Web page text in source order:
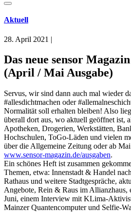
Aktuell
28. April 2021 |
Das neue sensor
(April / Mai Ausgabe)
Servus, wir sind dann auch mal wieder
#allesdichtmachen oder
Normalität soll erhalten bleiben! Also
überall dort aus, wo aktuell geöffnet ist,
Apotheken, Drogerien, Werkstätten,
Hochschulen, ToGo-Läden und vielen
über die Allgemeine Zeitung oder ab
www.sensor-magazin.de/ausgaben.
Ein schönes Heft ist zusammen
Themen, etwa: Innenstadt & Handel
Rathaus und weitere Stadtgespräche,
Angebote, Rein & Raus im
Juni, einem Interview mit KLima-
Mainzer Quantencomputer und Selfie-